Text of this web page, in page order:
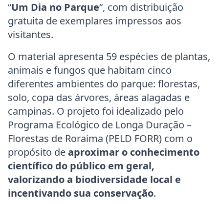
“Um Dia no Parque“, com distribuição
gratuita de exemplares impressos aos
visitantes.
O material apresenta 59 espécies de plantas,
animais e fungos que habitam cinco
diferentes ambientes do parque: florestas,
solo, copa das árvores, áreas alagadas e
campinas. O projeto foi idealizado pelo
Programa Ecológico de Longa Duração –
Florestas de Roraima (PELD FORR) com o
propósito deaproximar o conhecimento
científico do público em geral,
valorizando a biodiversidade local e
incentivando sua conservação.